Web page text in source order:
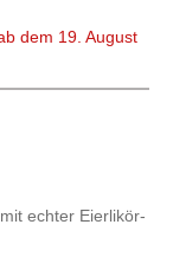
dem 19. August
echter Eierlikör-